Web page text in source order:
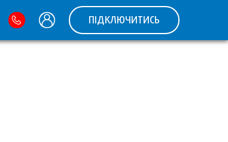
ПІДКЛЮЧИТИСЬ